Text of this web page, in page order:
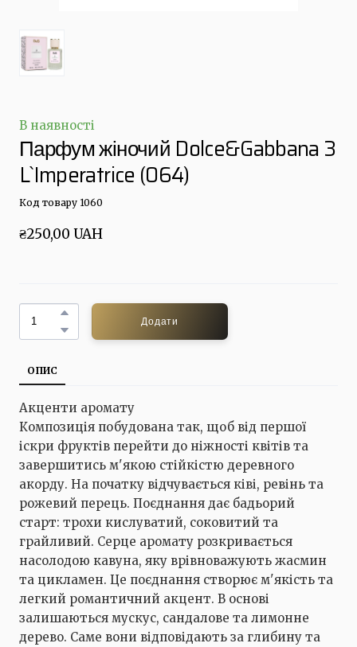
В наявності
Парфум жіночий Dolce&Gabbana 3
L`Imperatrice (064)
Код товару 1060
₴250,00 UAH
Додати
ОПИС
Акценти аромату
Композиція побудована так, щоб від першої
іскри фруктів перейти до ніжності квітів та
завершитись м'якою стійкістю деревного
акорду. На початку відчувається ківі, ревінь та
рожевий перець. Поєднання дає бадьорий
старт: трохи кислуватий, соковитий та
грайливий. Серце аромату розкривається
насолодою кавуна, яку врівноважують жасмин
та цикламен. Це поєднання створює м'якість та
легкий романтичний акцент. В основі
залишаються мускус, сандалове та лимонне
дерево. Саме вони відповідають за глибину та